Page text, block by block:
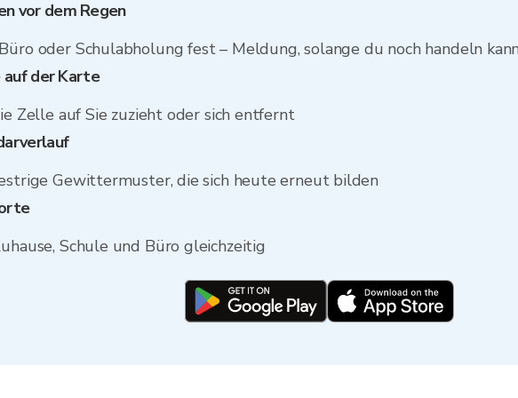
vor dem Regen
oder Schulabholung fest – Meldung, solange du noch handeln
auf der Karte
Zelle auf Sie zuzieht oder sich entfernt
Gewittermuster, die sich heute erneut bilden
Schule und Büro gleichzeitig